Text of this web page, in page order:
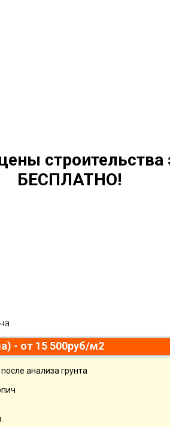
строительства
БЕСПЛАТНО!
- от 15 500руб/м2
анализа грунта